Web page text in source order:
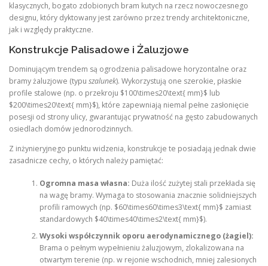
klasycznych, bogato zdobionych bram kutych na rzecz nowoczesnego
designu, który dyktowany jest zarówno przez trendy architektoniczne,
jak i względy praktyczne.
Konstrukcje Palisadowe i Żaluzjowe
Dominującym trendem są ogrodzenia palisadowe horyzontalne oraz
bramy żaluzjowe (typu szalunek). Wykorzystują one szerokie, płaskie
profile stalowe (np. o przekroju $100\times20\text{ mm}$ lub
$200\times20\text{ mm}$), które zapewniają niemal pełne zasłonięcie
posesji od strony ulicy, gwarantując prywatność na gęsto zabudowanych
osiedlach domów jednorodzinnych.
Z inżynieryjnego punktu widzenia, konstrukcje te posiadają jednak dwie
zasadnicze cechy, o których należy pamiętać:
Ogromna masa własna: Duża ilość zużytej stali przekłada się
na wagę bramy. Wymaga to stosowania znacznie solidniejszych
profili ramowych (np. $60\times60\times3\text{ mm}$ zamiast
standardowych $40\times40\times2\text{ mm}$).
Wysoki współczynnik oporu aerodynamicznego (żagiel):
Brama o pełnym wypełnieniu żaluzjowym, zlokalizowana na
otwartym terenie (np. w rejonie wschodnich, mniej zalesionych